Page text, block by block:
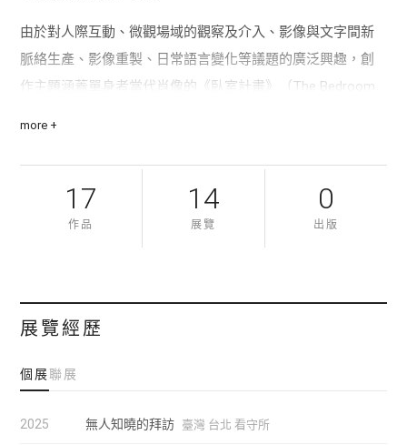
由於對人際互動、微觀場域的觀察及介入、影像與文字間新
脈絡生產、影像重製、日常語言變化等議題的廣泛興趣，創
作主題涵蓋單身者當代肖像的《臥室計畫》（The Bedroom
顯義過程的《閱讀計畫》（The Reading Project）；反思作
者性、原創性與個體性的社群網站文字作品《寫作計畫》
（The Writing Project）；翻拍昔日明信片寄給現時友人，以
郵件承載情誼的失去與再尋的《明信片計畫》（The
致變換裡，創造想像力逃逸路線的《The Anaglyph Project:
Portal》；以QR Code與Barcode為視覺表現，探測圖文閱讀
Simple Words》與《Prismatics》。目前偶爾上街拍照，但不
more +
17
作品
14
展覽
0
出版
展覽經歷
個展聯展
2025 無人知曉的拜訪 臺灣 台北 看守所